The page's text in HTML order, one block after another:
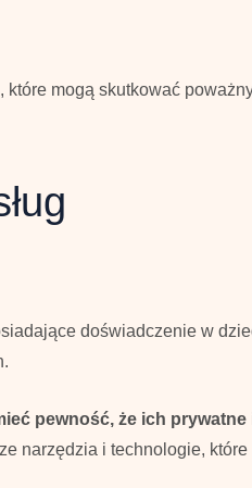
które mogą skutkować
doświadczenie w
pewność, że ich
narzędzia i technologie,